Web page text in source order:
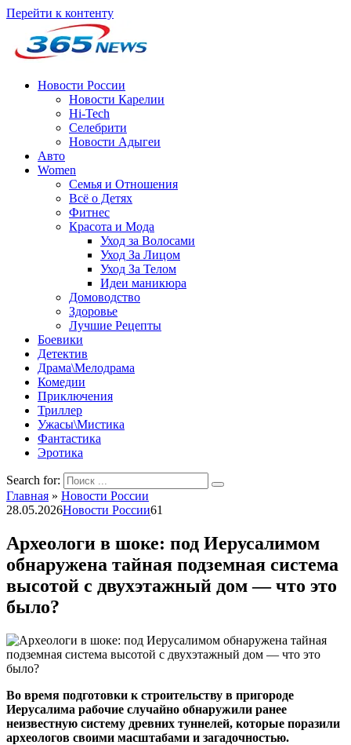
Перейти к контенту
Новости России
Новости Карелии
Hi-Tech
Селебрити
Новости Адыгеи
Авто
Women
Семья и Отношения
Всё о Детях
Фитнес
Красота и Мода
Уход за Волосами
Уход За Лицом
Уход За Телом
Идеи маникюра
Домоводство
Здоровье
Лучшие Рецепты
Боевики
Детектив
Драма\Мелодрама
Комедии
Приключения
Триллер
Ужасы\Мистика
Фантастика
Эротика
Search for:
Главная » Новости России
28.05.2026Новости России61
Археологи в шоке: под Иерусалимом
обнаружена тайная подземная система
высотой с двухэтажный дом — что это
было?
Во время подготовки к строительству в пригороде
Иерусалима рабочие случайно обнаружили ранее
неизвестную систему древних туннелей, которые поразили
археологов своими масштабами и загадочностью.